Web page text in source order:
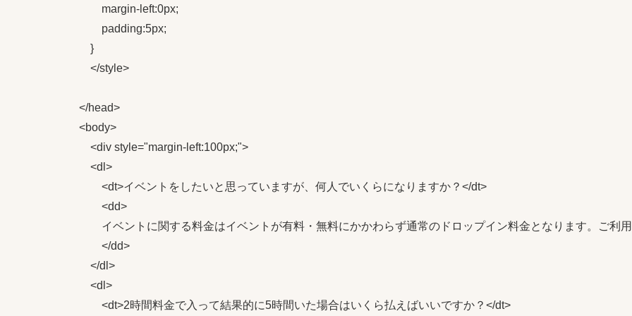
            margin-left:0px;
            padding:5px;
        }
        </style>
    </head>
    <body>
        <div style="margin-left:100px;">
        <dl>
            <dt>イベントをしたいと思っていますが、何人でいくらになりますか？</dt>
            <dd>
イベントに関する料金はイベントが有料・無料にかかわらず通常のドロップイン料金となります。ご
            </dd>
        </dl>
        <dl>
            <dt>2時間料金で入って結果的に5時間いた場合はいくら払えばいいですか？</dt>